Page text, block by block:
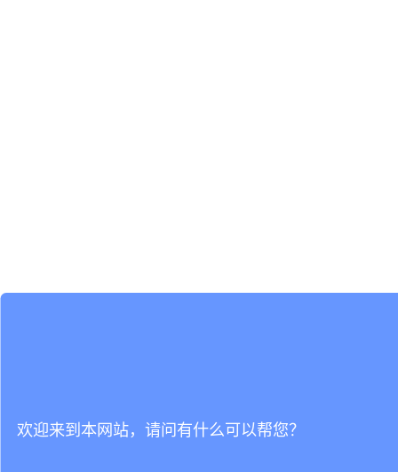
欢迎来到本网站，请问有什么可以帮您？